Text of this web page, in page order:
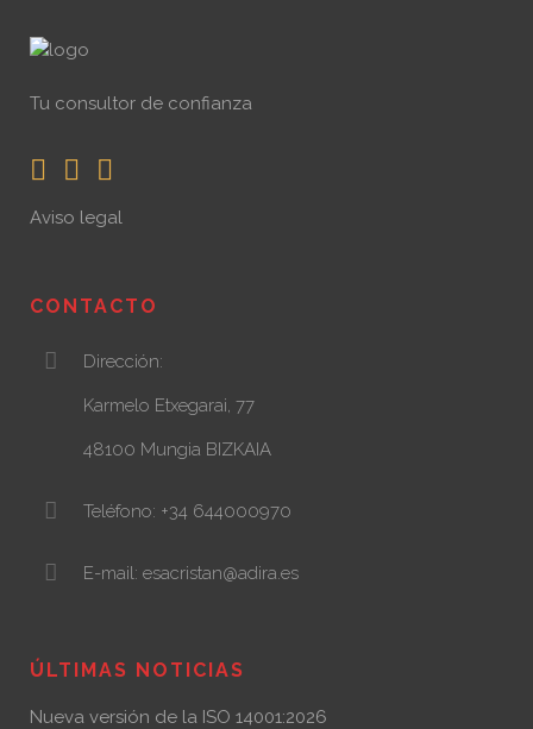
Tu consultor de confianza
Aviso legal
CONTACTO
Dirección:
Karmelo Etxegarai, 77
48100 Mungia BIZKAIA
Teléfono: +34 644000970
E-mail: esacristan@adira.es
ÚLTIMAS NOTICIAS
Nueva versión de la ISO 14001:2026